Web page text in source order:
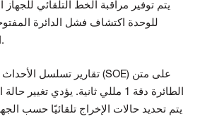
يتم توفير مراقبة الخط التلقائي للجهاز
للوحدة اكتشاف فشل الدائرة
الميدانية وأجهزة التحميل.
الطائرة
دقة 1 مللي ثانية. يؤدي تغيير
يتم تحديد حالات الإخراج تلقائيًا حسب الجهد